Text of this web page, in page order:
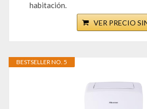
habitación.
VER PRECIO
BESTSELLER NO. 5